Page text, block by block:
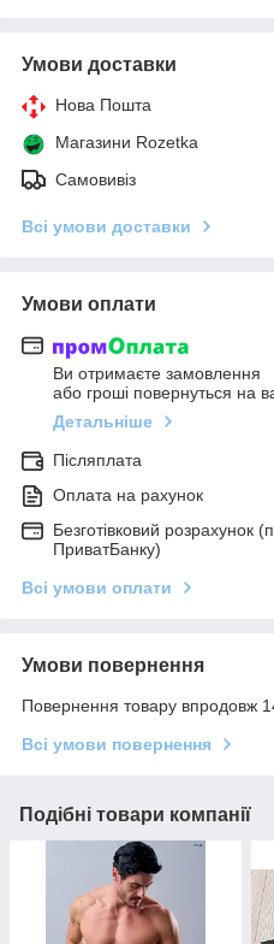
Умови доставки
Нова Пошта
Магазини Rozetka
Самовивіз
Всі умови доставки
Умови оплати
Ви отримаєте замовлення
або гроші повернуться на
Детальніше
Післяплата
Оплата на рахунок
Безготівковий розрахунок
ПриватБанку)
Всі умови оплати
Умови повернення
Повернення товару впродовж
Всі умови повернення
Подібні товари компанії